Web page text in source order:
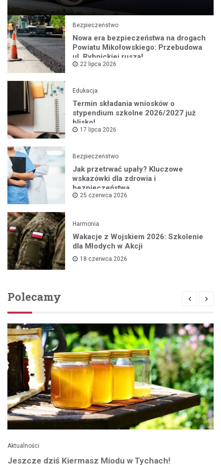
Bezpieczeństwo
Nowa era bezpieczeństwa na drogach
Powiatu Mikołowskiego: Przebudowa
ul. Rybnickiej rusza!
22 lipca 2026
Edukacja
Termin składania wniosków o
stypendium szkolne 2026/2027 już
blisko!
17 lipca 2026
Bezpieczeństwo
Jak przetrwać upały? Kluczowe
wskazówki dla zdrowia i
bezpieczeństwa
25 czerwca 2026
Harmonia
Wakacje z Wojskiem 2026: Szkolenie
dla Młodych w Akcji
18 czerwca 2026
Polecamy
Aktualności
Jeszcze dziś Kiermasz Miodu w Tychach!